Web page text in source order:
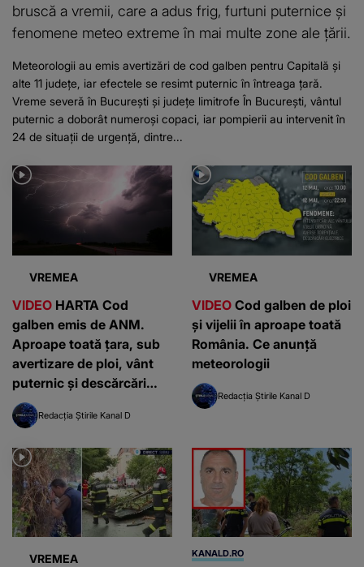
bruscă a vremii, care a adus frig, furtuni puternice și
fenomene meteo extreme în mai multe zone ale țării.
Meteorologii au emis avertizări de cod galben pentru Capitală și
alte 11 județe, iar efectele se resimt puternic în întreaga țară.
Vreme severă în București și județe limitrofe În București, vântul
puternic a doborât numeroși copaci, iar pompierii au intervenit în
24 de situații de urgență, dintre...
VREMEA
VIDEO HARTA Cod
galben emis de ANM.
Aproape toată țara, sub
avertizare de ploi, vânt
puternic și descărcări
electrice
Redacția Știrile Kanal D
VREMEA
VIDEO Cod galben de ploi
și vijelii în aproape toată
România. Ce anunță
meteorologii
Redacția Știrile Kanal D
VREMEA KANALD.RO